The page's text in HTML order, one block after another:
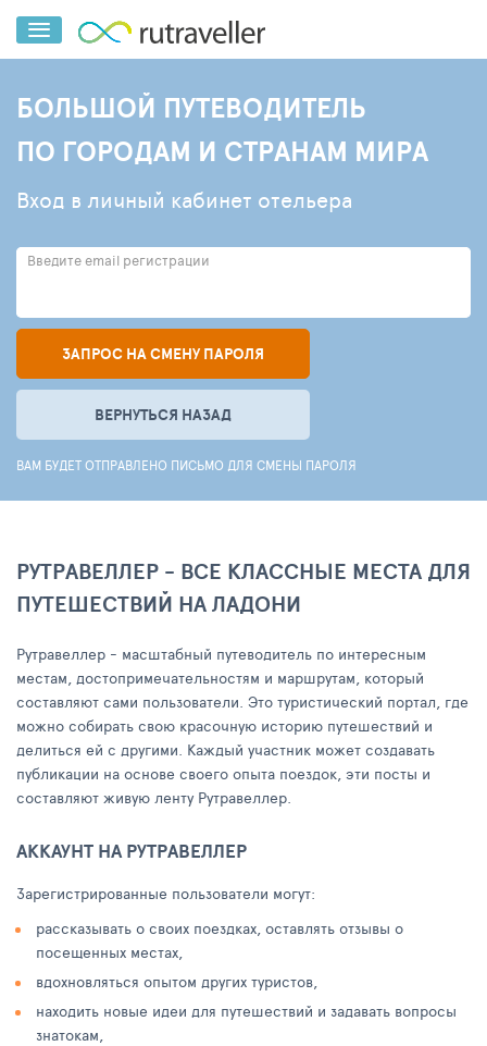
БОЛЬШОЙ ПУТЕВОДИТЕЛЬ
ПО ГОРОДАМ И СТРАНАМ МИРА
Вход в личный кабинет отельера
Введите email регистрации
ЗАПРОС НА СМЕНУ ПАРОЛЯ
ВЕРНУТЬСЯ НАЗАД
ВАМ БУДЕТ ОТПРАВЛЕНО ПИСЬМО ДЛЯ СМЕНЫ ПАРОЛЯ
РУТРАВЕЛЛЕР - ВСЕ КЛАССНЫЕ МЕСТА ДЛЯ
ПУТЕШЕСТВИЙ НА ЛАДОНИ
Рутравеллер - масштабный путеводитель по интересным
местам, достопримечательностям и маршрутам, который
составляют сами пользователи. Это туристический портал, где
можно собирать свою красочную историю путешествий и
делиться ей с другими. Каждый участник может создавать
публикации на основе своего опыта поездок, эти посты и
составляют живую ленту Рутравеллер.
АККАУНТ НА РУТРАВЕЛЛЕР
Зарегистрированные пользователи могут:
рассказывать о своих поездках, оставлять отзывы о
посещенных местах,
вдохновляться опытом других туристов,
находить новые идеи для путешествий и задавать вопросы
знатокам,